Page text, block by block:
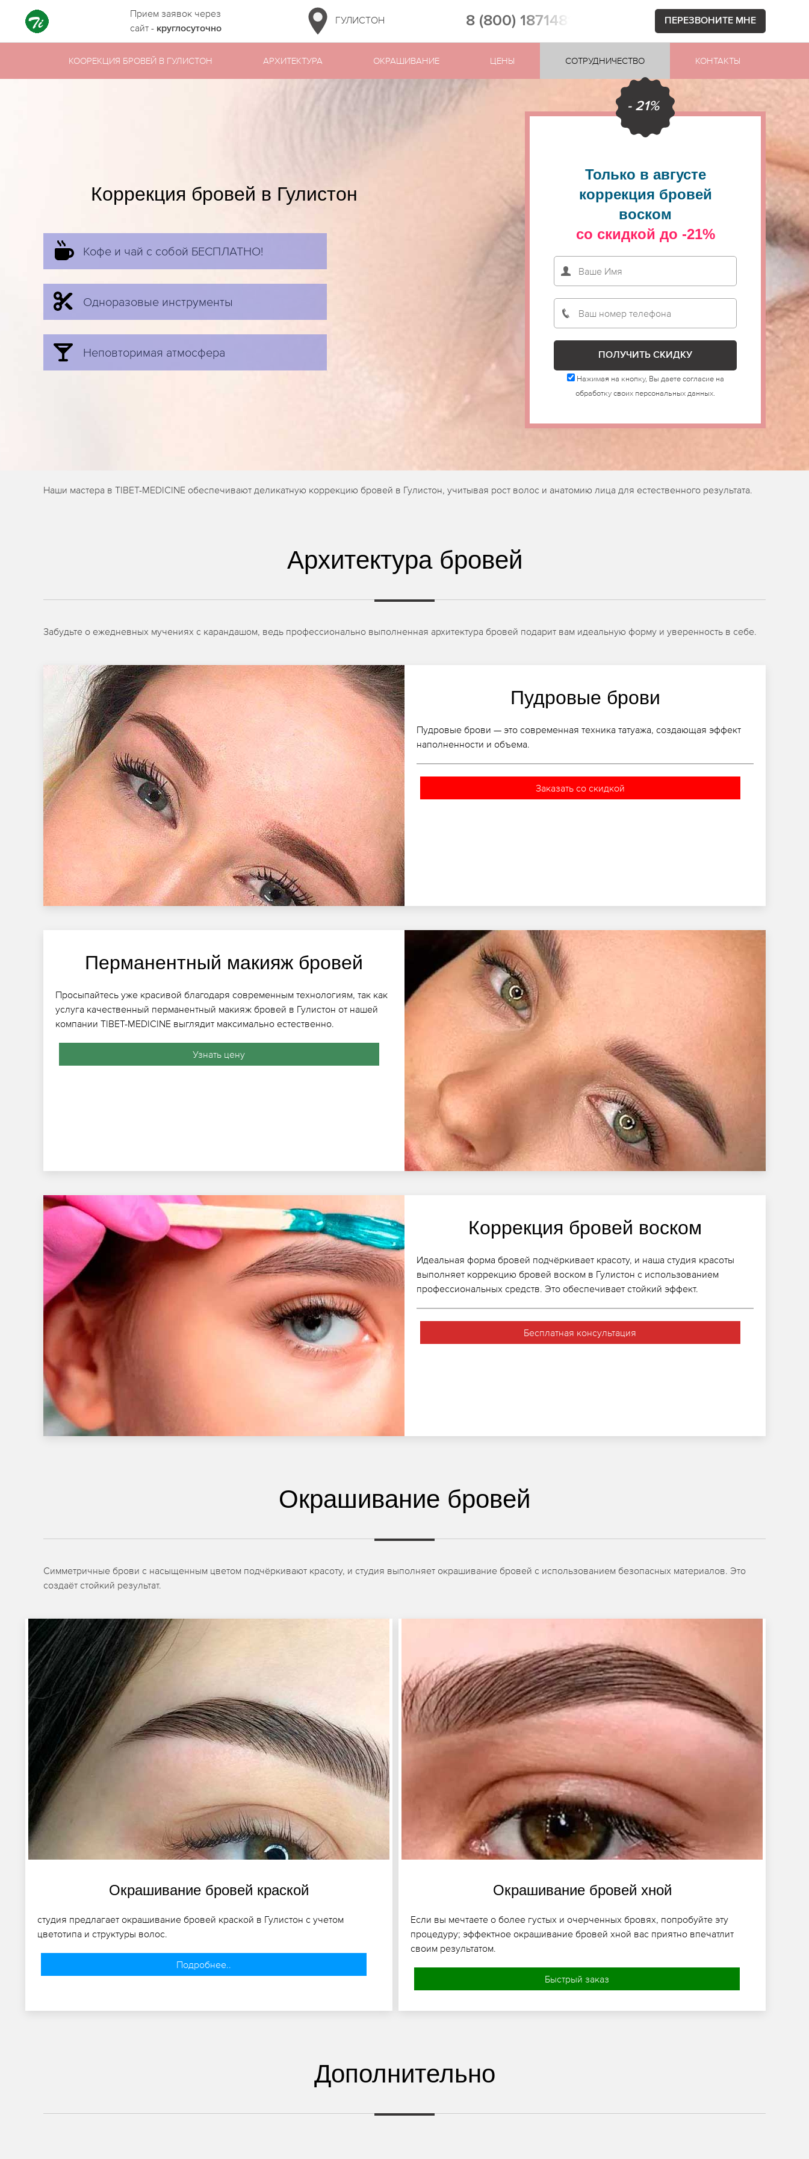
Прием заявок через
сайт - круглосуточно
ГУЛИСТОН 8 (800) 1871481 ПЕРЕЗВОНИТЕ МНЕ
КООРЕКЦИЯ БРОВЕЙ В ГУЛИСТОН АРХИТЕКТУРА ОКРАШИВАНИЕ ЦЕНЫ СОТРУДНИЧЕСТВО КОНТАКТЫ
Коррекция бровей в Гулистон
Кофе и чай с собой БЕСПЛАТНО!
Одноразовые инструменты
Неповторимая атмосфера
- 21%
Только в августе
коррекция бровей
воском
со скидкой до -21%
Нажимая на кнопку, Вы даете согласие на
обработку своих персональных данных.
Наши мастера в TIBET-MEDICINE обеспечивают деликатную коррекцию бровей в Гулистон, учитывая рост волос и анатомию лица для естественного результата.
Архитектура бровей
Забудьте о ежедневных мучениях с карандашом, ведь профессионально выполненная архитектура бровей подарит вам идеальную форму и уверенность в себе.
Пудровые брови
Пудровые брови — это современная техника татуажа, создающая эффект
наполненности и объема.
Заказать со скидкой
Перманентный макияж бровей
Просыпайтесь уже красивой благодаря современным технологиям, так как
услуга качественный перманентный макияж бровей в Гулистон от нашей
компании TIBET-MEDICINE выглядит максимально естественно.
Узнать цену
Коррекция бровей воском
Идеальная форма бровей подчёркивает красоту, и наша студия красоты
выполняет коррекцию бровей воском в Гулистон с использованием
профессиональных средств. Это обеспечивает стойкий эффект.
Бесплатная консультация
Окрашивание бровей
Симметричные брови с насыщенным цветом подчёркивают красоту, и студия выполняет окрашивание бровей с использованием безопасных материалов. Это
создаёт стойкий результат.
Окрашивание бровей краской
студия предлагает окрашивание бровей краской в Гулистон с учетом
цветотипа и структуры волос.
Подробнее..
Окрашивание бровей хной
Если вы мечтаете о более густых и очерченных бровях, попробуйте эту
процедуру; эффектное окрашивание бровей хной вас приятно впечатлит
своим результатом.
Быстрый заказ
Дополнительно